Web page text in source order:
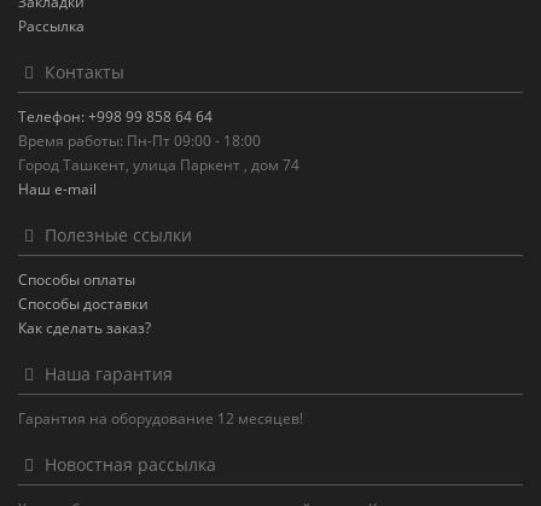
Рассылка
Контакты
Телефон: +998 99 858 64 64
Время работы: Пн-Пт 09:00 - 18:00
Город Ташкент, улица Паркент , дом 74
Наш e-mail
Полезные ссылки
Способы оплаты
Способы доставки
Как сделать заказ?
Наша гарантия
Гарантия на оборудование 12 месяцев!
Новостная рассылка